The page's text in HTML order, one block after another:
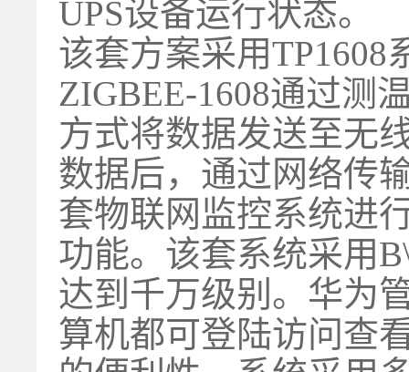
UPS设备运行状态。
该套方案采用TP1608
ZIGBEE-1608通过测
方式将数据发送至无
数据后，通过网络传
套物联网监控系统进
功能。该套系统采用
达到千万级别。华为
算机都可登陆访问查